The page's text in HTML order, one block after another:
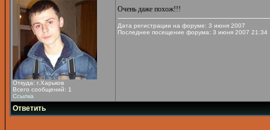
Откуда: г.Харьков
Всего сообщений: 1
Ссылка
Очень даже похож!!!
Дата регистрации на форуме: 3 июня 2007
Последнее посещение форума: 3 июня 2007 21:34
Ответить